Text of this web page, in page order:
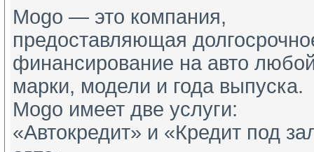
Mogo — это компания,
предоставляющая
финансирование на авто
марки, модели и года выпуска.
Mogo имеет две услуги:
«Автокредит» и «Кредит под